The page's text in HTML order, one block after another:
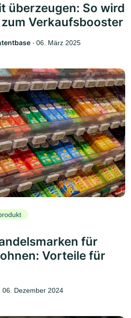
überzeugen: So wird
Verkaufsbooster
‧ 06. März 2025
für
Vorteile für
06. Dezember 2024